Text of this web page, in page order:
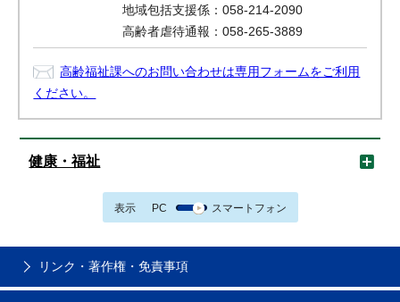
地域包括支援係：058-214-2090
高齢者虐待通報：058-265-3889
高齢福祉課へのお問い合わせは専用フォームをご利用
ください。
健康・福祉
表示 PC スマートフォン
リンク・著作権・免責事項